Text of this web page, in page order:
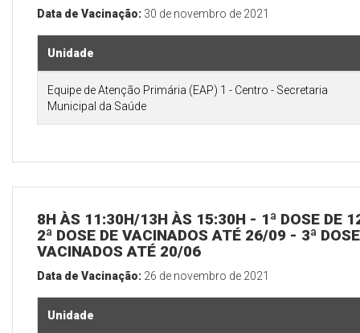
Data de Vacinação: 30 de novembro de 2021
Unidade
Equipe de Atenção Primária (EAP) 1 - Centro - Secretaria
Municipal da Saúde
8H ÀS 11:30H/13H ÀS 15:30H - 1ª DOSE DE
2ª DOSE DE VACINADOS ATÉ 26/09 - 3ª
VACINADOS ATÉ 20/06
Data de Vacinação: 26 de novembro de 2021
Unidade